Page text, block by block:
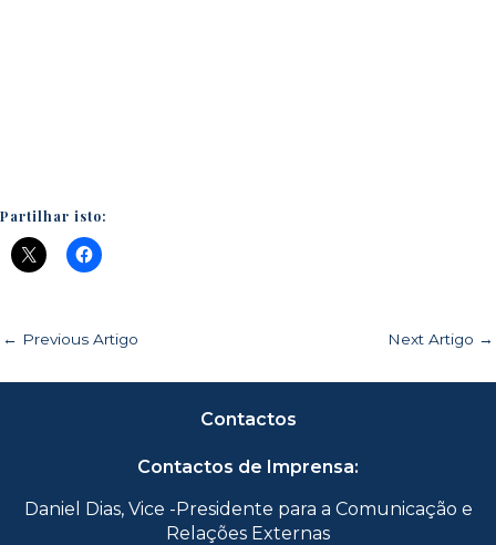
Partilhar isto:
← Previous Artigo Next Artigo →
Contactos
Contactos de Imprensa:
Daniel Dias, Vice -Presidente para a Comunicação e
Relações Externas